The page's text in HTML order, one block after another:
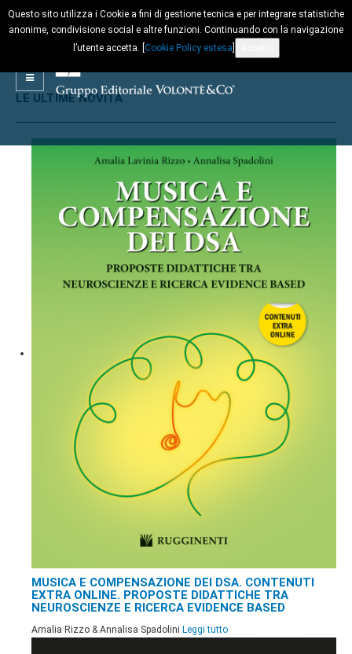
LE ULTIME NOVITÀ
MUSICA E COMPENSAZIONE DEI DSA. CONTENUTI
EXTRA ONLINE. PROPOSTE DIDATTICHE TRA
NEUROSCIENZE E RICERCA EVIDENCE BASED
Amalia Rizzo & Annalisa Spadolini Leggi tutto
Questo sito utilizza i Cookie a fini di gestione tecnica e per integrare statistiche
anonime, condivisione social e altre funzioni. Continuando con la navigazione
l’utente accetta. [ Cookie Policy estesa